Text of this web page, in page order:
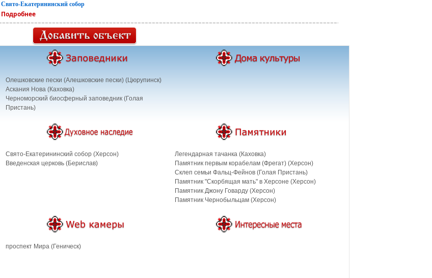
Свято-Екатерининский собор
Подробнее
Олешковские пески (Алешковские пески) (Цюрупинск)
Аскания Нова (Каховка)
Черноморский биосферный заповедник (Голая
Пристань)
Свято-Екатерининский собор (Херсон)
Введенская церковь (Берислав)
Легендарная тачанка (Каховка)
Памятник первым корабелам (Фрегат) (Херсон)
Склеп семьи Фальц-Фейнов (Голая Пристань)
Памятник "Скорбящая мать" в Херсоне (Херсон)
Памятник Джону Говарду (Херсон)
Памятник Чернобыльцам (Херсон)
проспект Мира (Геническ)